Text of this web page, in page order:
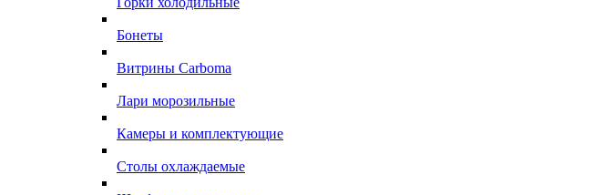
Бонеты
Витрины Carboma
Лари морозильные
Камеры и комплектующие
Столы охлаждаемые